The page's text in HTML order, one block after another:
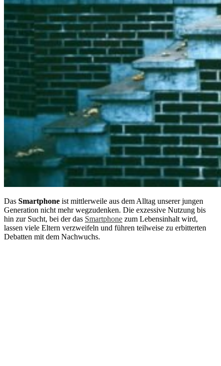
Das Smartphone ist mittlerweile aus dem Alltag unserer jungen
Generation nicht mehr wegzudenken. Die exzessive Nutzung bis
hin zur Sucht, bei der das Smartphone zum Lebensinhalt wird,
lassen viele Eltern verzweifeln und führen teilweise zu erbitterten
Debatten mit dem Nachwuchs.